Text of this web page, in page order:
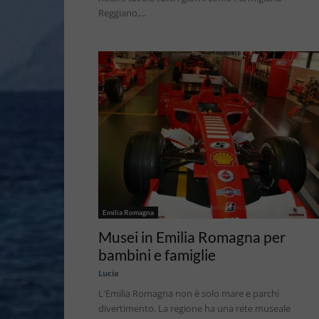
Reggiano,...
Emilia Romagna
Musei in Emilia Romagna per
bambini e famiglie
Lucia
L'Emilia Romagna non è solo mare e parchi
divertimento. La regione ha una rete museale